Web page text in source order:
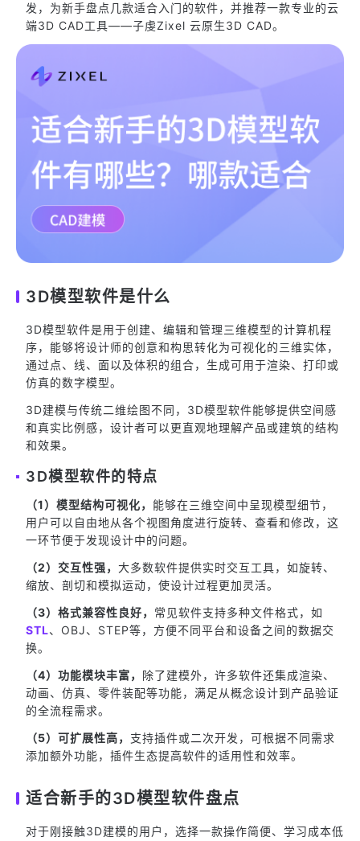
发，为新手盘点几款适合入门的软件，并推荐一款专业的云
端3D CAD工具——子虔Zixel 云原生3D CAD。
3D模型软件是什么
3D模型软件是用于创建、编辑和管理三维模型的计算机程
序，能够将设计师的创意和构思转化为可视化的三维实体，
通过点、线、面以及体积的组合，生成可用于渲染、打印或
仿真的数字模型。
3D建模与传统二维绘图不同，3D模型软件能够提供空间感
和真实比例感，设计者可以更直观地理解产品或建筑的结构
和效果。
3D模型软件的特点
（1）模型结构可视化， 能够在三维空间中呈现模型细节，
用户可以自由地从各个视图角度进行旋转、查看和修改，这
一环节便于发现设计中的问题。
（2）交互性强， 大多数软件提供实时交互工具，如旋转、
缩放、剖切和模拟运动，使设计过程更加灵活。
（3）格式兼容性良好， 常见软件支持多种文件格式，如
STL、OBJ、STEP等，方便不同平台和设备之间的数据交
换。
（4）功能模块丰富， 除了建模外，许多软件还集成渲染、
动画、仿真、零件装配等功能，满足从概念设计到产品验证
的全流程需求。
（5）可扩展性高， 支持插件或二次开发，可根据不同需求
添加额外功能，插件生态提高软件的适用性和效率。
适合新手的3D模型软件盘点
对于刚接触3D建模的用户，选择一款操作简便、学习成本低